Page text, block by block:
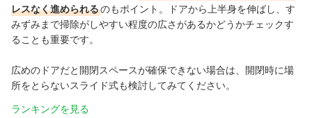
レスなく進められるのもポイント。ドアから上半身を伸ばし、す
みずみまで掃除がしやすい程度の広さがあるかどうかチェックす
ることも重要です。
広めのドアだと開閉スペースが確保できない場合は、開閉時に場
所をとらないスライド式も検討してみてください。
ランキングを見る